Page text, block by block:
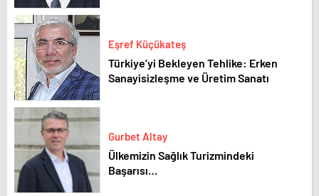
Eşref Küçükateş
Türkiye’yi Bekleyen Tehlike: Erken
Sanayisizleşme ve Üretim Sanatı
Gurbet Altay
Ülkemizin Sağlık Turizmindeki
Başarısı…